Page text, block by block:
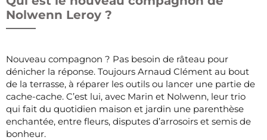
Nolwenn Leroy ?
Nouveau compagnon ? Pas besoin de râteau pour
dénicher la réponse. Toujours Arnaud Clément au bout
de la terrasse, à réparer les outils ou lancer une partie de
cache-cache. C’est lui, avec Marin et Nolwenn, leur trio
qui fait du quotidien maison et jardin une parenthèse
enchantée, entre fleurs, disputes d’arrosoirs et semis de
bonheur.